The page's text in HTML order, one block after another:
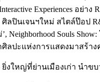
Experiences อย่า
นเจนฯใหม่ สไตล์ป๊อป
Souls
ศิลปะแห่งการแสดงมาสร้า
ยิ่งใหญ่ที่ย่านเมืองเก่า นำ